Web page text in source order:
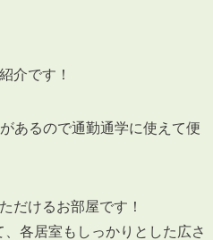
信
バリューアップリフォーム
介です！
あるので通勤通学に使えて便
だけるお部屋です！
各居室もしっかりとした広さ